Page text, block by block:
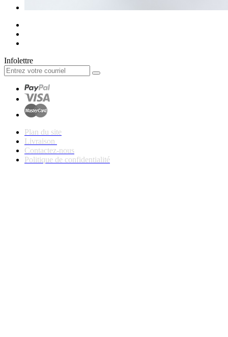
Infolettre
Plan du site
Livraison
Contactez-nous
Politique de confidentialité